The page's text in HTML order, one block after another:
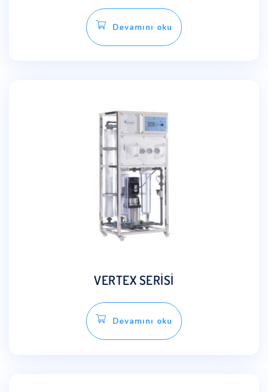
Devamını oku
VERTEX SERİSİ
Devamını oku